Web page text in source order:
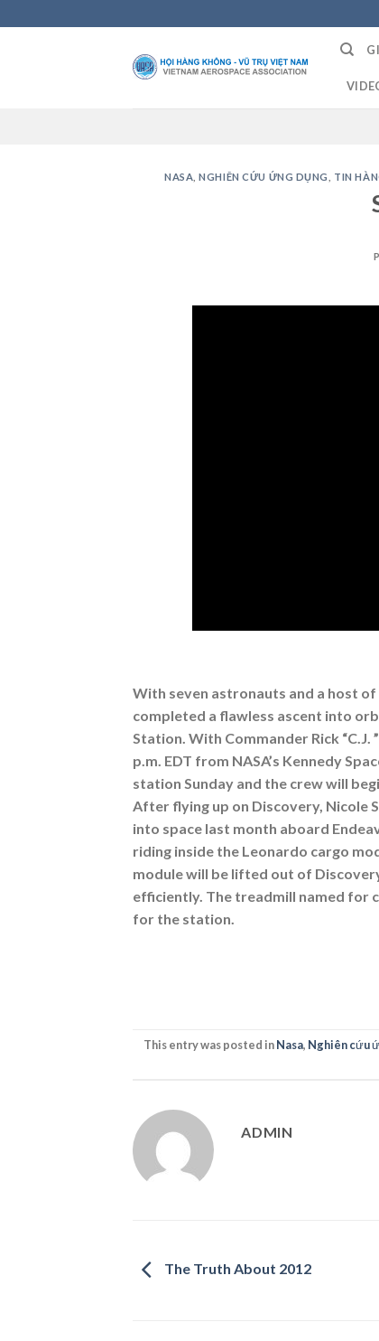
to
NASA ,NGHIÊN CỨU ỨNG DỤNG TIN
With seven astronauts and a host
completed a flawless ascent into
Station. With Commander Rick
p.m. EDT from NASA’s Kennedy
station Sunday and the crew will
After flying up on Discovery,
into space last month aboard
riding inside the Leonardo cargo
module will be lifted out of
efficiently. The treadmill named for
for the station.
This entry was posted inNasa, Nghiên cứu
ADMIN
The Truth About 2012